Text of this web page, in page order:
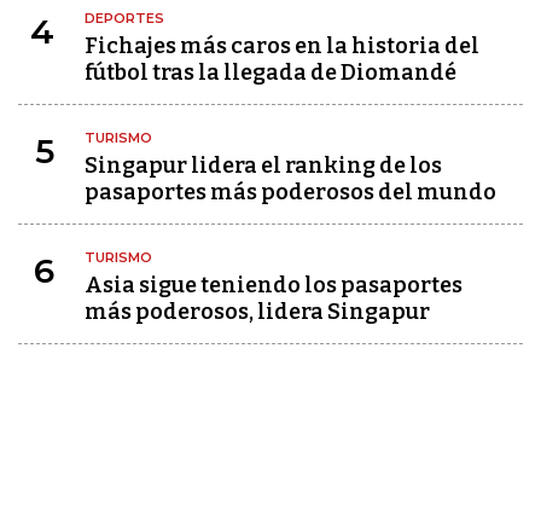
4 DEPORTES
Fichajes más caros en la historia del
fútbol tras la llegada de Diomandé
5 TURISMO
Singapur lidera el ranking de los
pasaportes más poderosos del mundo
6 TURISMO
Asia sigue teniendo los pasaportes
más poderosos, lidera Singapur